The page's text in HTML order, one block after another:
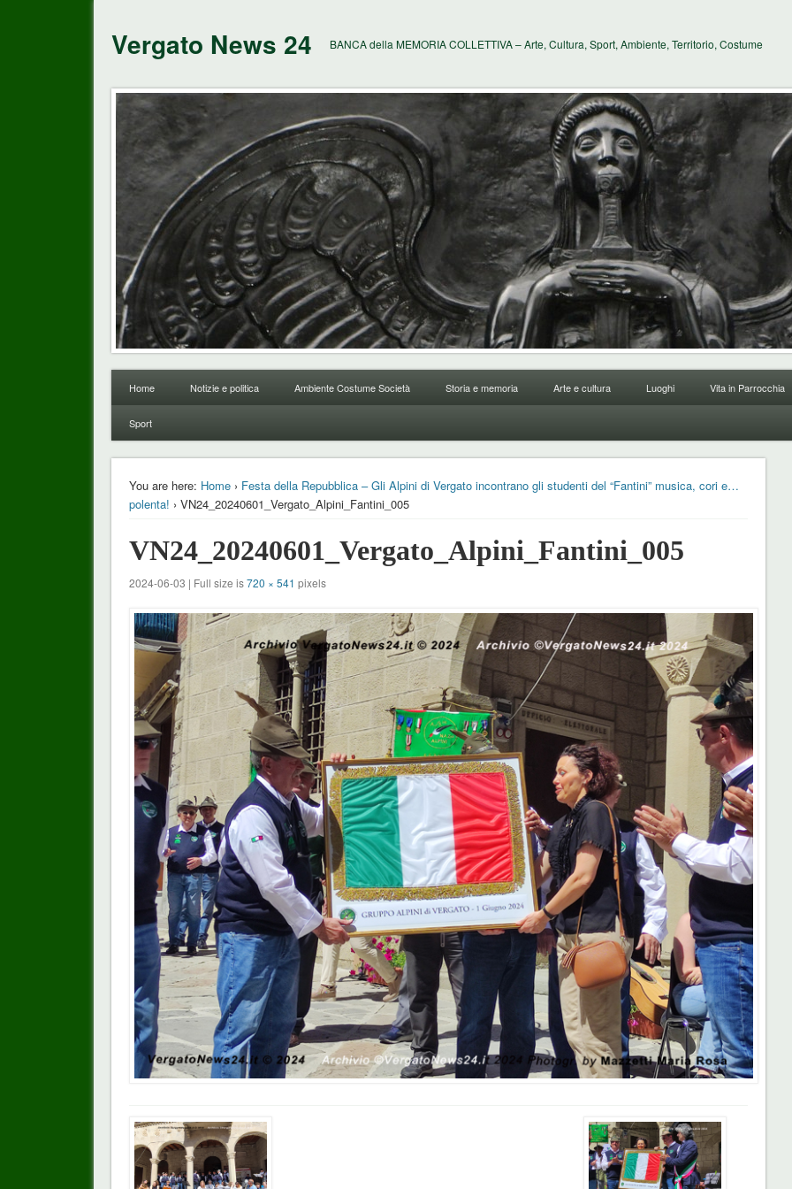
Vergato News 24 BANCA della MEMORIA COLLETTIVA – Arte, Cultura, Sport, Ambiente, Territorio, Costume
Home Notizie e politica Ambiente Costume Società Storia e memoria Arte e cultura Luoghi Vita in Parrocchia
Sport
You are here: Home› Festa della Repubblica – Gli Alpini di Vergato incontrano gli studenti del “Fantini” musica, cori e…
polenta! › VN24_20240601_Vergato_Alpini_Fantini_005
VN24_20240601_Vergato_Alpini_Fantini_005
2024-06-03 | Full size is720 × 541 pixels